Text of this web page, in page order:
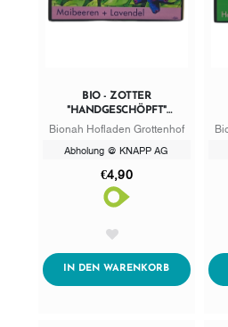
BIO - ZOTTER
"HANDGESCHÖPFT"
MAIBEEREN + LAVENDEL
Bionah Hofladen Grottenhof
Abholung @ KNAPP AG
€4,90
IN DEN WARENKORBADDTOCART